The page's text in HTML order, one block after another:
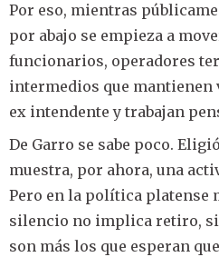
Por eso, mientras
por abajo se empieza a
funcionarios, operadores
intermedios que
ex intendente y trabajan
De Garro se sabe poco.
muestra, por ahora, una
Pero en la política platense
silencio no implica retiro,
son más los que esperan